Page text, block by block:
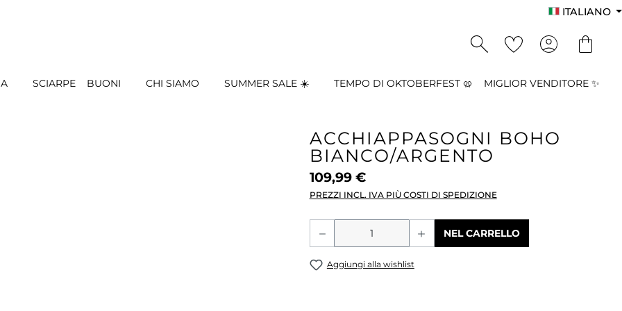
ITALIANO
SCIARPE BUONI CHI SIAMO SUMMER SALE ☀️ TEMPO DI OKTOBERFEST 🥨 MIGLIOR VENDITORE ✨
ACCHIAPPASOGNI BOHO
BIANCO/ARGENTO
109,99 €
PREZZI INCL. IVA PIÙ COSTI DI SPEDIZIONE
Quantità del prodotto: inserisci la
NEL CARRELLO
Aggiungi alla wishlist